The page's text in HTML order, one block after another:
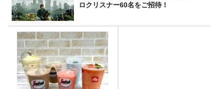
ロクリスナー60名をご招待！